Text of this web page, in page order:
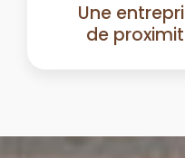
Une
de